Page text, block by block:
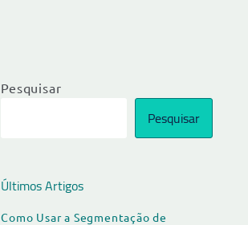
Pesquisar
Pesquisar
Últimos Artigos
Como Usar a Segmentação de